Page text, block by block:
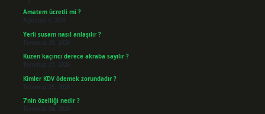
Amatem ücretli mi ?
Ağustos 4, 2026
Yerli susam nasıl anlaşılır ?
Temmuz 29, 2026
Kuzen kaçıncı derece akraba sayılır ?
Temmuz 27, 2026
Kimler KDV ödemek zorundadır ?
Temmuz 25, 2026
7’nin özelliği nedir ?
Temmuz 24, 2026